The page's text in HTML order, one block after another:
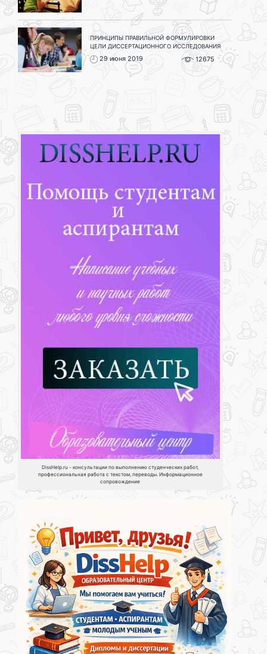
ПРИНЦИПЫ ПРАВИЛЬНОЙ ФОРМУЛИРОВКИ
ЦЕЛИ ДИССЕРТАЦИОННОГО ИССЛЕДОВАНИЯ
29 июня 2019 12675
DissHelp.ru - консультации по выполнению студенческих работ,
профессиональная работа с текстом, переводы. Информационное
сопровождение